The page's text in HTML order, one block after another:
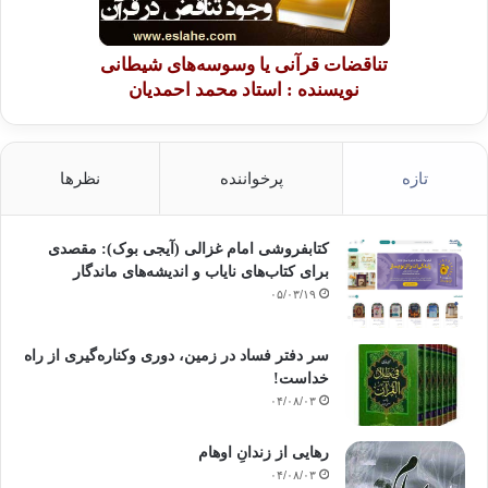
تناقضات قرآنی یا وسوسه‌های شیطانی
نویسنده : استاد محمد احمدیان
تازه پرخواننده نظرها
کتابفروشی امام غزالی (آیجی بوک): مقصدی
برای کتاب‌های نایاب و اندیشه‌های ماندگار
۰۵/۰۳/۱۹
سر دفتر فساد در زمین‌، دوری وکناره‌گیری از راه
خداست‌!
۰۴/۰۸/۰۳
رهایی از زندانِ اوهام
۰۴/۰۸/۰۳